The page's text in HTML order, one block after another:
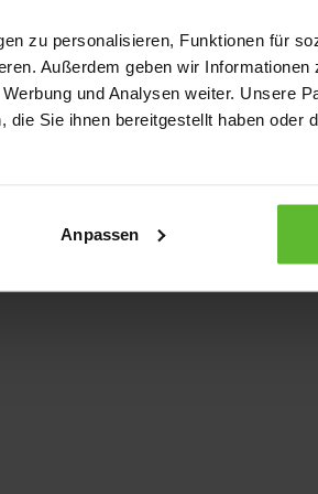
zu personalisieren, Funktionen für
Außerdem geben wir Informationen
und Analysen weiter. Unsere
Sie ihnen bereitgestellt haben oder
Anpassen
while loading www.kurzwego.de (see